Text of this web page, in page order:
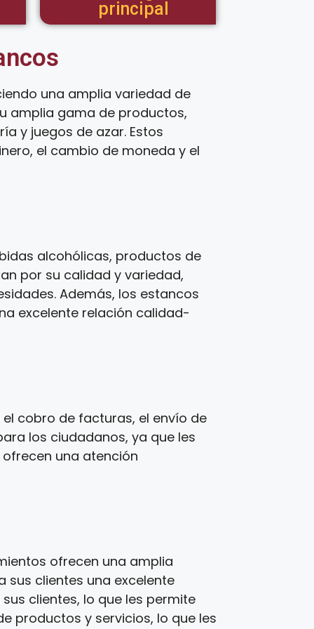
principal
una amplia variedad de
amplia gama de productos,
y juegos de azar. Estos
el cambio de moneda y el
alcohólicas, productos de
por su calidad y variedad,
Además, los estancos
excelente relación calidad-
cobro de facturas, el envío de
los ciudadanos, ya que les
una atención
ofrecen una amplia
clientes una excelente
clientes, lo que les permite
productos y servicios, lo que les